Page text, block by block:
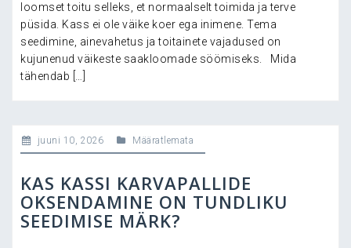
loomset toitu selleks, et normaalselt toimida ja terve
püsida. Kass ei ole väike koer ega inimene. Tema
seedimine, ainevahetus ja toitainete vajadused on
kujunenud väikeste saakloomade söömiseks. Mida
tähendab […]
juuni 10, 2026 Määratlemata
KAS KASSI KARVAPALLIDE
OKSENDAMINE ON TUNDLIKU
SEEDIMISE MÄRK?